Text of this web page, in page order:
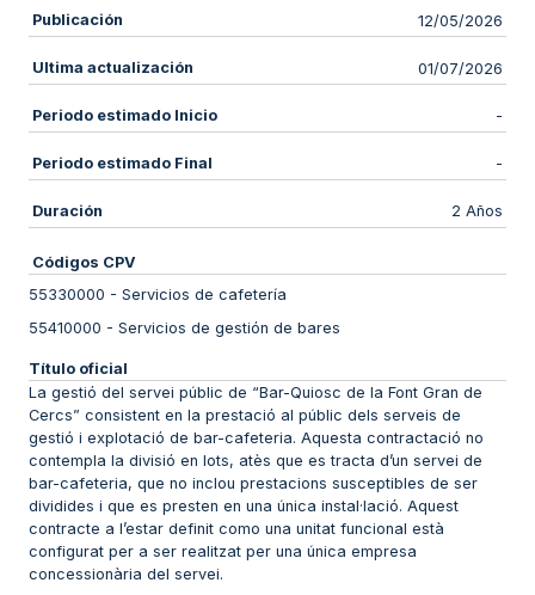
Publicación 12/05/2026
Ultima actualización 01/07/2026
Periodo estimado Inicio -
Periodo estimado Final -
Duración 2 Años
Códigos CPV
55330000 - Servicios de cafetería
55410000 - Servicios de gestión de bares
Título oficial
La gestió del servei públic de “Bar-Quiosc de la Font Gran de
Cercs” consistent en la prestació al públic dels serveis de
gestió i explotació de bar-cafeteria. Aquesta contractació no
contempla la divisió en lots, atès que es tracta d’un servei de
bar-cafeteria, que no inclou prestacions susceptibles de ser
dividides i que es presten en una única instal·lació. Aquest
contracte a l’estar definit como una unitat funcional està
configurat per a ser realitzat per una única empresa
concessionària del servei.